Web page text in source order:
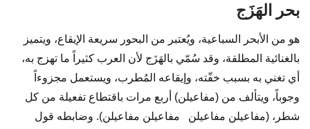
بحر الهَزَج
هو من الأبحر السباعية، ويُعتبر من البحور سريعة الإيقاع، ويتميز
بالغنائية المطلقة، وقد سُمّي بالهَزَج لأن العرب كثيراً ما تهزج به،
أي تغني به بسبب خفّته، وإيقاعه المُطرب، ويستعمل مجزوءاً
وجوباً، ويتألف من (مفاعيلن) أربع مرات باقتطاع تفعيلة من كل
شطر، (مفاعيلن مفاعيلن مفاعيلن مفاعيلن). وضابطه قول